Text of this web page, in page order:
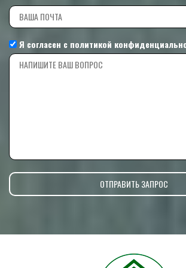
Я согласен с политикой